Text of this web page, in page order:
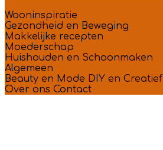
Wooninspiratie
Gezondheid en Beweging
Makkelijke recepten
Moederschap
Huishouden en Schoonmaken
Algemeen
Beauty en Mode DIY en Creatief
Over ons Contact